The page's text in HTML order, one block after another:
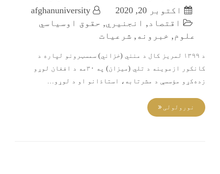
اکتوبر 20, 2020
اقتصاد , انجنیري, حقوق اوسیاسي
علوم , خبرونه , شرعیات
د ۱۳۹۹ لمريز کال د منني (خزاني) سمسټرونو لپاره د
کانکور ازموينه د تلي (میزان) په ۳۰مه د افغان لوړو
زده‌کړو مؤسسې د مشرتابه، استاذانو او د لوړو…
نورولولی